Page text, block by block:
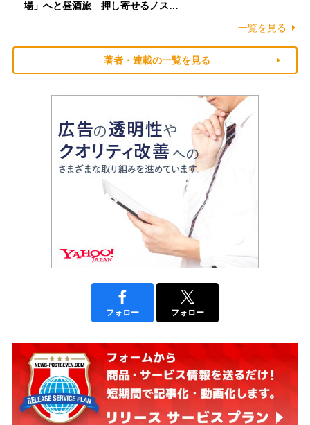
場」へと昼酒旅 押し寄せるノス…
一覧を見る
著者・連載の一覧を見る
フォロー フォロー